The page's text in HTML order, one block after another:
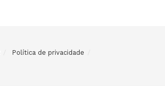
Política de privacidade